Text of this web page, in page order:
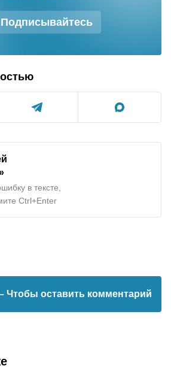
Подписывайтесь
в тексте,
Ctrl+Enter
Чтобы оставить комментарий